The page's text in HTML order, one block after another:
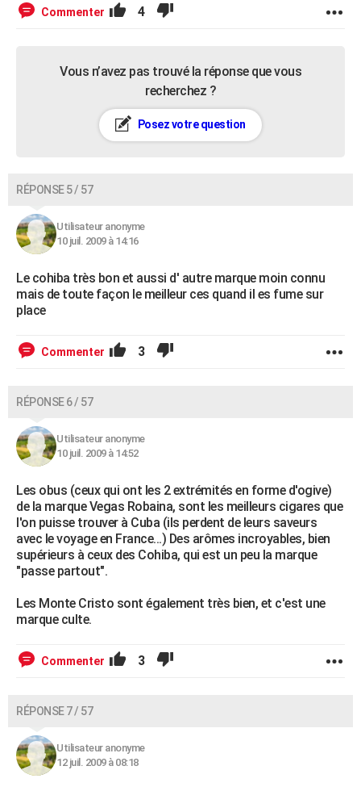
Commenter 4
Vous n’avez pas trouvé la réponse que vous
recherchez ?
Posez votre question
RÉPONSE 5 / 57
Utilisateur anonyme
10 juil. 2009 à 14:16
Le cohiba très bon et aussi d' autre marque moin connu
mais de toute façon le meilleur ces quand il es fume sur
place
Commenter 3
RÉPONSE 6 / 57
Utilisateur anonyme
10 juil. 2009 à 14:52
Les obus (ceux qui ont les 2 extrémités en forme d'ogive)
de la marque Vegas Robaina, sont les meilleurs cigares que
l'on puisse trouver à Cuba (ils perdent de leurs saveurs
avec le voyage en France...) Des arômes incroyables, bien
supérieurs à ceux des Cohiba, qui est un peu la marque
"passe partout".
Les Monte Cristo sont également très bien, et c'est une
marque culte.
Commenter 3
RÉPONSE 7 / 57
Utilisateur anonyme
12 juil. 2009 à 08:18